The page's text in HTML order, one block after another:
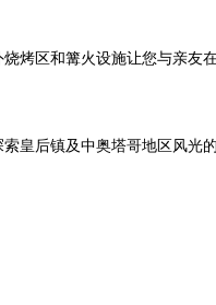
烤区和篝火设施让您与亲友
皇后镇及中奥塔哥地区风光